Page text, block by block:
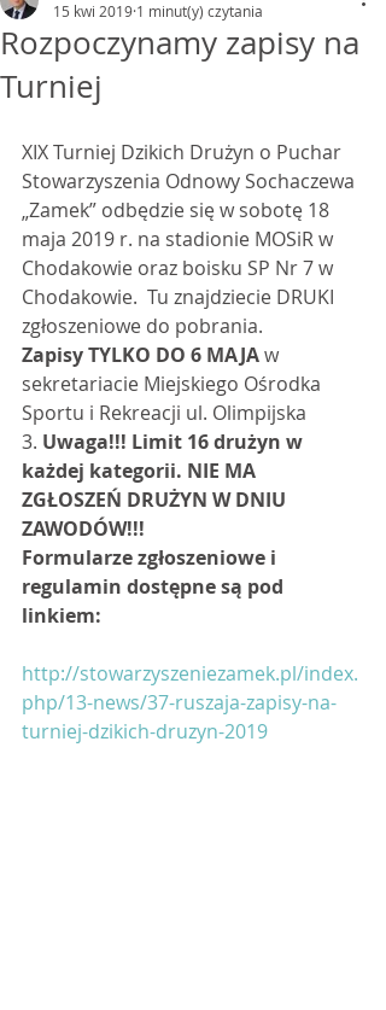
Rozpoczynamy zapisy na
Turniej
15 kwi 2019 1 minut(y) czytania
XIX Turniej Dzikich Drużyn o Puchar
Stowarzyszenia Odnowy Sochaczewa
„Zamek” odbędzie się w sobotę 18
maja 2019 r. na stadionie MOSiR w
Chodakowie oraz boisku SP Nr 7 w
Chodakowie.  Tu znajdziecie DRUKI
zgłoszeniowe do pobrania.
Zapisy TYLKO DO 6 MAJA w
sekretariacie Miejskiego Ośrodka
Sportu i Rekreacji ul. Olimpijska
3. Uwaga!!! Limit 16 drużyn w
każdej kategorii. NIE MA
ZGŁOSZEŃ DRUŻYN W DNIU
ZAWODÓW!!!
Formularze zgłoszeniowe i
regulamin dostępne są pod
linkiem:
http://stowarzyszeniezamek.pl/index.
php/13-news/37-ruszaja-zapisy-na-
turniej-dzikich-druzyn-2019